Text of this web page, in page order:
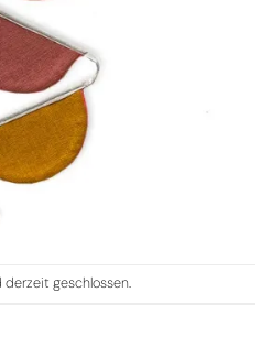
derzeit geschlossen.